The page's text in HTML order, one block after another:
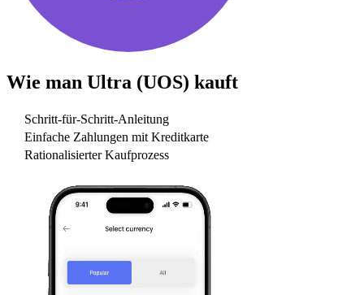
Wie man Ultra (UOS) kauft
Schritt-für-Schritt-Anleitung
Einfache Zahlungen mit Kreditkarte
Rationalisierter Kaufprozess